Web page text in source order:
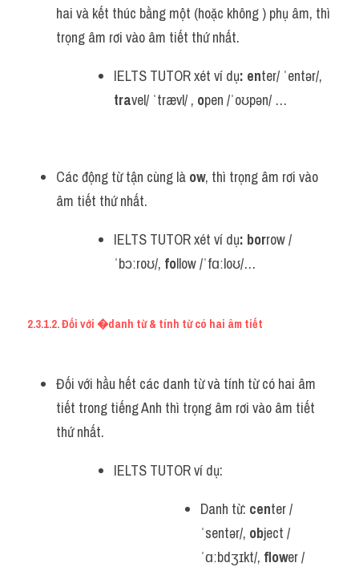
hai và kết thúc bằng một (hoặc không ) phụ âm, thì
trọng âm rơi vào âm tiết thứ nhất.
IELTS TUTOR xét ví dụ: en
travel/ ˈtrævl/ , open /ˈoʊpən/ …
Các động từ tận cùng là ow, thì trọng âm rơi vào
âm tiết thứ nhất.
IELTS TUTOR xét ví dụ: borrow /
ˈbɔːroʊ/, follow /ˈfɑːloʊ/…
2.3.1.2. Đối với �danh từ & tính từ có hai âm tiết
Đối với hầu hết các danh từ và tính từ có hai âm
tiết trong tiếng Anh thì trọng âm rơi vào âm tiết
thứ nhất.
IELTS TUTOR ví dụ:
Danh từ: center /
ˈsentər/, object /
ˈɑːbdʒɪkt/, flower /